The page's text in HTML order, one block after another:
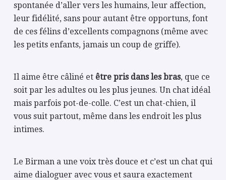
spontanée d’aller vers les humains, leur affection,
leur fidélité, sans pour autant être opportuns, font
de ces félins d’excellents compagnons (même avec
les petits enfants, jamais un coup de griffe).
Il aime être câliné et être pris dans les bras, que ce
soit par les adultes ou les plus jeunes. Un chat idéal
mais parfois pot-de-colle. C’est un chat-chien, il
vous suit partout, même dans les endroit les plus
intimes.
Le Birman a une voix très douce et c’est un chat qui
aime dialoguer avec vous et saura exactement